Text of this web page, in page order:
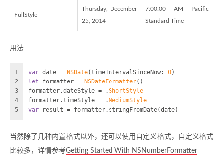
FullStyle
Thursday, December
25, 2014
7:00:00 AM Pacific
Standard Time
用法
1
2
3
4
5
var date = NSDate(timeIntervalSinceNow: 0)
let formatter = NSDateFormatter()
formatter.dateStyle = .ShortStyle
formatter.timeStyle = . MediumStyle
var result = formatter.stringFromDate(date)
当然除了几种内置格式以外，还可以使用自定义格式，自定义格式
比较多，详情参考Getting Started With NSNumberFormatter